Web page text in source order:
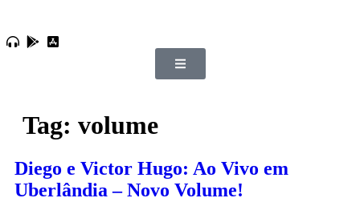
Tag: volume
Diego e Victor Hugo: Ao Vivo em
Uberlândia – Novo Volume!